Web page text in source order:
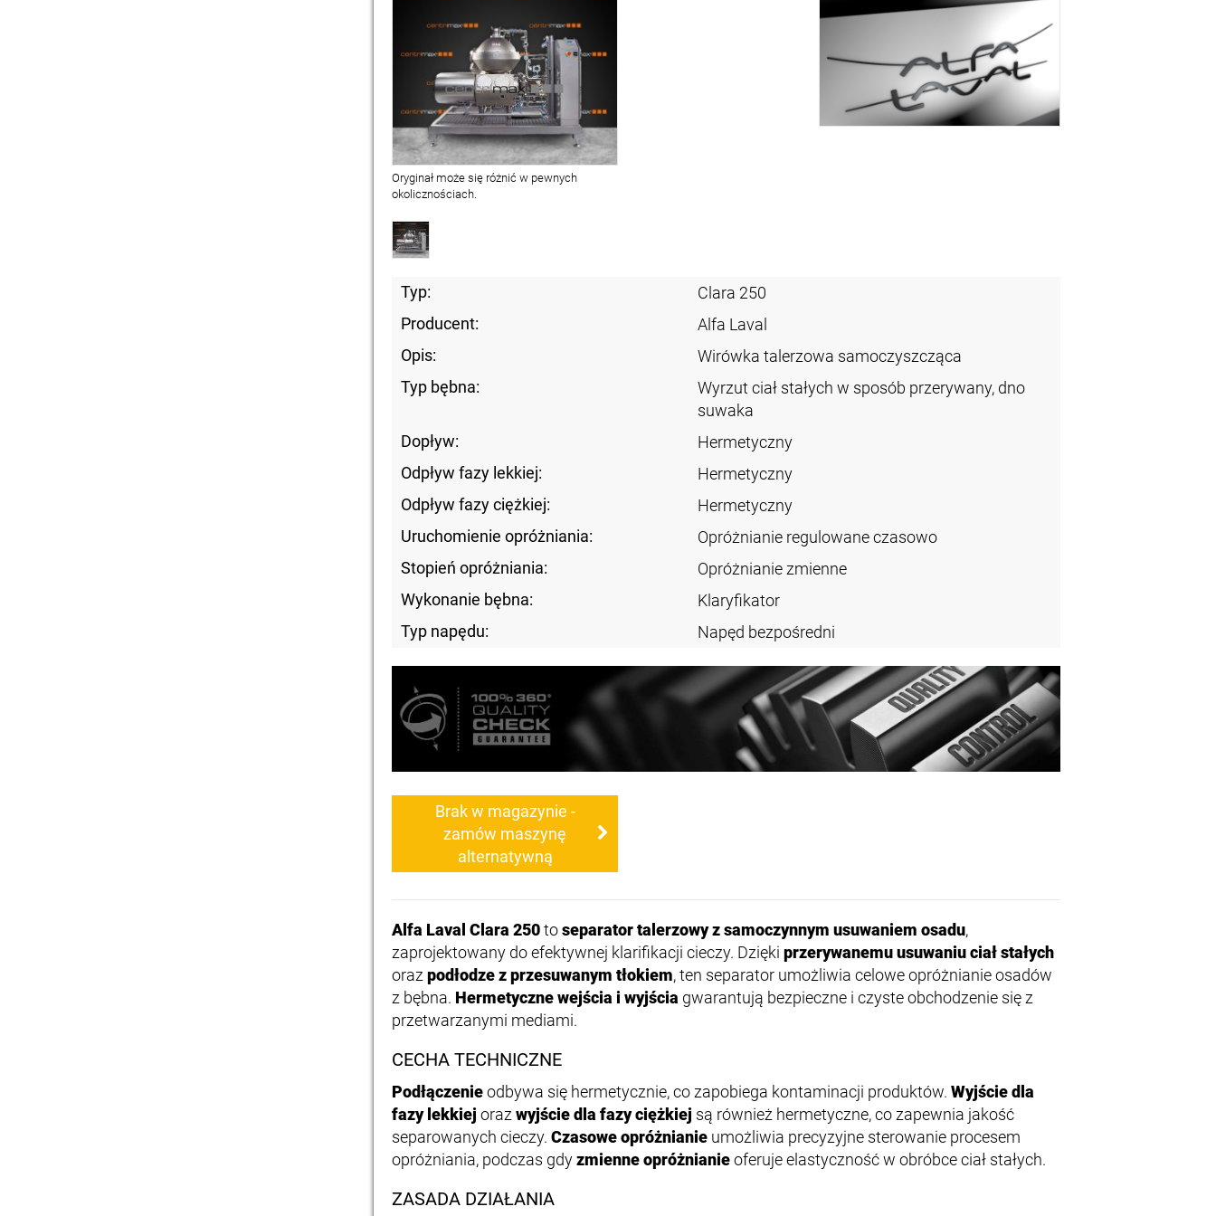
Oryginał może się różnić w pewnych
okolicznościach.
Typ:
Clara 250
Producent:
Alfa Laval
Opis:
Wirówka talerzowa samoczyszcząca
Typ bębna:
Wyrzut ciał stałych w sposób przerywany, dno
suwaka
Dopływ:
Hermetyczny
Odpływ fazy lekkiej:
Hermetyczny
Odpływ fazy ciężkiej:
Hermetyczny
Uruchomienie opróżniania:
Opróżnianie regulowane czasowo
Stopień opróżniania:
Opróżnianie zmienne
Wykonanie bębna:
Klaryfikator
Typ napędu:
Napęd bezpośredni
Brak w magazynie -
zamów maszynę
alternatywną
Alfa Laval Clara 250toseparator talerzowy z samoczynnym usuwaniem osadu,
zaprojektowany do efektywnej klarifikacji cieczy. Dzięki przerywanemu usuwaniu ciał stałych
oraz podłodze z przesuwanym tłokiem, ten separator umożliwia celowe opróżnianie osadów
z bębna. Hermetyczne wejścia i wyjścia gwarantują bezpieczne i czyste obchodzenie się z
przetwarzanymi mediami.
CECHA TECHNICZNE
Podłączenieodbywa się hermetycznie, co zapobiega kontaminacji produktów. Wyjście dla
fazy lekkiej oraz wyjście dla fazy ciężkiej są również hermetyczne, co zapewnia jakość
separowanych cieczy. Czasowe opróżnianie umożliwia precyzyjne sterowanie procesem
opróżniania, podczas gdyzmienne opróżnianieoferuje elastyczność w obróbce ciał stałych.
ZASADA DZIAŁANIA